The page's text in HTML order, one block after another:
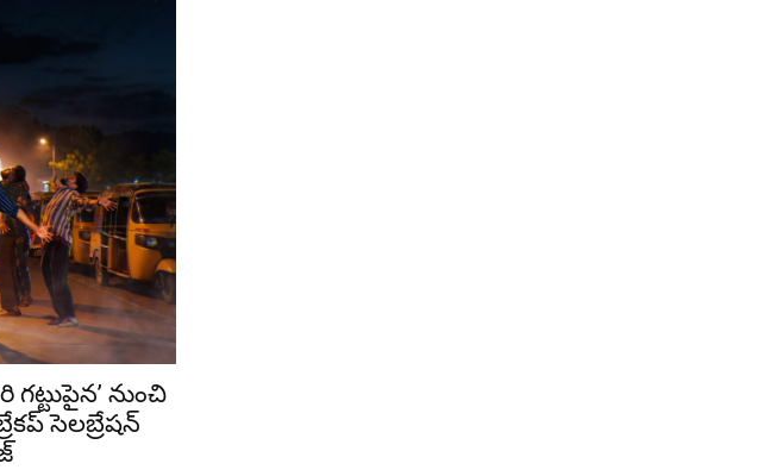
నుంచి
సెలబ్రేషన్